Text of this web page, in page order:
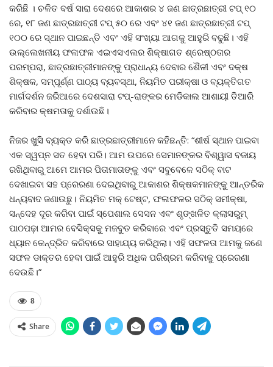
କରିଛି । ଚଳିତ ବର୍ଷ ସାରା ଦେଶରେ ଆକାଶର ୪ ଜଣ ଛାତ୍ରଛାତ୍ରୀ ଟପ୍ ୧୦
ରେ, ୧୮ ଜଣ ଛାତ୍ରଛାତ୍ରୀ ଟପ୍ ୫୦ ରେ ଏବଂ ୪୧ ଜଣ ଛାତ୍ରଛାତ୍ରୀ ଟପ୍
୧୦୦ ରେ ସ୍ଥାନ ପାଇଛନ୍ତି ଏବଂ ଏହି ସଂଖ୍ୟା ଆଗକୁ ଆହୁରି ବଢୁଛି। ଏହି
ଉଲ୍ଲେଖନୀୟ ଫଳାଫଳ ଏଇଏସଏଲର ଶିକ୍ଷାଗତ ଶ୍ରେଷ୍ଠତାର
ପରମ୍ପରା, ଛାତ୍ରଛାତ୍ରୀମାନଙ୍କୁ ପ୍ରାଧାନ୍ୟ ଦେବାର ଶୈଳୀ ଏବଂ ଦକ୍ଷ
ଶିକ୍ଷକ, ସମ୍ପୂର୍ଣ୍ଣ ପାଠ୍ୟ ବ୍ୟବସ୍ଥା, ନିୟମିତ ପରୀକ୍ଷା ଓ ବ୍ୟକ୍ତିଗତ
ମାର୍ଗଦର୍ଶନ ଜରିଆରେ ଦେଶସାରା ଟପ୍-ରାଙ୍କର ମେଡିକାଲ ଆଶାୟୀ ତିଆରି
କରିବାର କ୍ଷମତାକୁ ଦର୍ଶାଉଛି।
ନିଜର ଖୁସି ବ୍ୟକ୍ତ କରି ଛାତ୍ରଛାତ୍ରୀମାନେ କହିଛନ୍ତି: “ଶୀର୍ଷ ସ୍ଥାନ ପାଇବା
ଏକ ସ୍ୱପ୍ନ ସତ ହେବା ପରି। ଆମ ଉପରେ ସେମାନଙ୍କର ବିଶ୍ୱାସ ବଜାୟ
ରଖିଥିବାରୁ ଆମେ ଆମର ପିତାମାତାଙ୍କୁ ଏବଂ ସବୁବେଳେ ସଠିକ୍ ବାଟ
ଦେଖାଇବା ସହ ପ୍ରେରଣା ଦେଇଥିବାରୁ ଆକାଶର ଶିକ୍ଷକମାନଙ୍କୁ ଆନ୍ତରିକ
ଧନ୍ୟବାଦ ଜଣାଉଛୁ। ନିୟମିତ ମକ୍ ଟେଷ୍ଟ, ଫଳାଫଳର ସଠିକ୍ ସମୀକ୍ଷା,
ସନ୍ଦେହ ଦୂର କରିବା ପାଇଁ ସ୍ପେଶାଲ ସେସନ ଏବଂ ଶୃଙ୍ଖଳିତ କ୍ଲାସରୁମ୍
ପାଠପଢ଼ା ଆମର ବେସିକ୍ସକୁ ମଜବୁତ କରିବାରେ ଏବଂ ପ୍ରସ୍ତୁତି ସମୟରେ
ଧ୍ୟାନ କେନ୍ଦ୍ରିତ କରିବାରେ ସାହାଯ୍ୟ କରିଥିଲା। ଏହି ସଫଳତା ଆମକୁ ଜଣେ
ସଫଳ ଡାକ୍ତର ହେବା ପାଇଁ ଆହୁରି ଅଧିକ ପରିଶ୍ରମ କରିବାକୁ ପ୍ରେରଣା
ଦେଉଛି।”
8
Share